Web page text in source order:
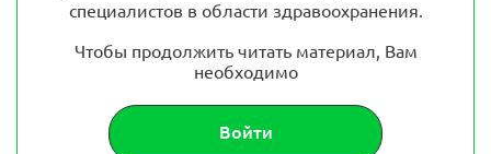
специалистов в области здравоохранения.
Чтобы продолжить читать материал, Вам
необходимо
Войти